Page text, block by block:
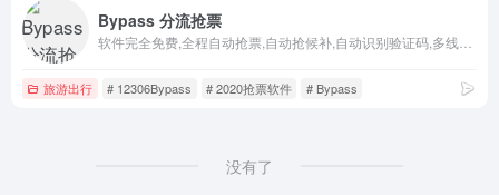
Bypass 分流抢票
旅游出行 # 12306Bypass # 2020抢票软件 # Bypass
没有了